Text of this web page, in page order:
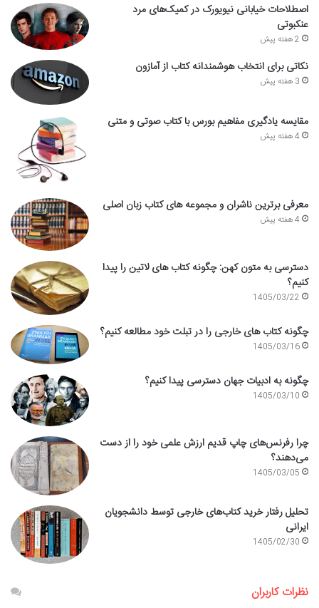
اصطلاحات خیابانی نیویورک در کمیک‌های مرد
عنکبوتی
2 هفته پیش
نکاتی برای انتخاب هوشمندانه کتاب از آمازون
3 هفته پیش
مقایسه یادگیری مفاهیم بورس با کتاب صوتی و متنی
4 هفته پیش
معرفی برترین ناشران و مجموعه های کتاب زبان اصلی
4 هفته پیش
دسترسی به متون کهن: چگونه کتاب های لاتین را پیدا
کنیم؟
1405/03/22
چگونه کتاب های خارجی را در تبلت خود مطالعه کنیم؟
1405/03/16
چگونه به ادبیات جهان دسترسی پیدا کنیم؟
1405/03/10
چرا رفرنس‌های چاپ قدیم ارزش علمی خود را از دست
می‌دهند؟
1405/03/05
تحلیل رفتار خرید کتاب‌های خارجی توسط دانشجویان
ایرانی
1405/02/30
نظرات کاربران